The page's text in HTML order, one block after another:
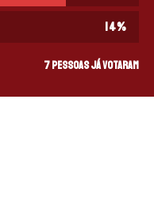
14%
7 pessoas já votaram